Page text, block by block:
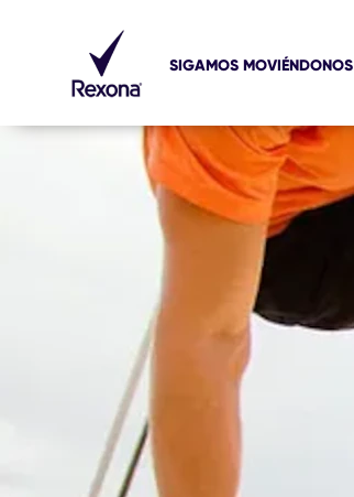
SIGAMOS MOVIÉNDONOS